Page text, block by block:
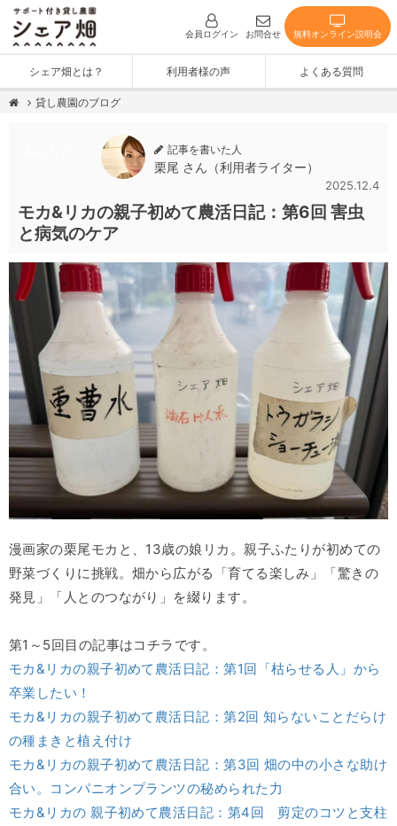
会員ログイン お問合せ 無料オンライン説明会
シェア畑とは？ 利用者様の声 よくある質問
貸し農園のブログ
ェア畑
記事を書いた人
栗尾 さん（利用者ライター）
2025.12.4
モカ&リカの親子初めて農活日記：第6回 害虫
と病気のケア
漫画家の栗尾モカと、13歳の娘リカ。親子ふたりが初めての
野菜づくりに挑戦。畑から広がる「育てる楽しみ」「驚きの
発見」「人とのつながり」を綴ります。
第1～5回目の記事はコチラです。
モカ&リカの親子初めて農活日記：第1回「枯らせる人」から
卒業したい！
モカ&リカの親子初めて農活日記：第2回 知らないことだらけ
の種まきと植え付け
モカ&リカの親子初めて農活日記：第3回 畑の中の小さな助け
合い。コンパニオンプランツの秘められた力
モカ&リカの 親子初めて農活日記：第4回 剪定のコツと支柱